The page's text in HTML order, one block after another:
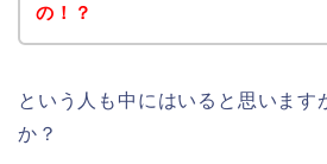
の！？
という人も中にはいると思います
か？